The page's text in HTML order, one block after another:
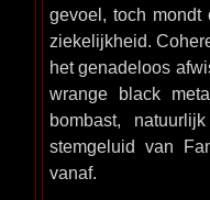
gevoel, toch
ziekelijkheid.
het genadeloos
wrange black
bombast,
stemgeluid van
vanaf.